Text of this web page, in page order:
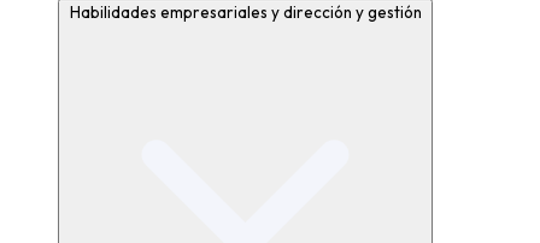
Habilidades empresariales y dirección y gestión